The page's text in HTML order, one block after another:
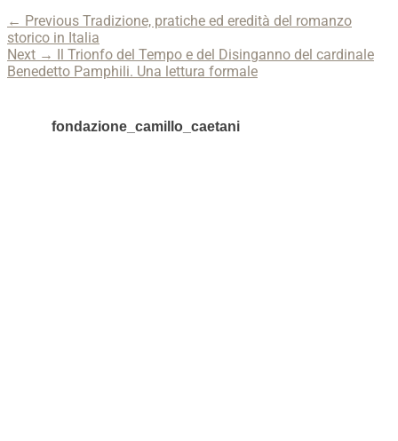
Navigazione
articoli
← Previous Previous
post:
Tradizione, pratiche ed eredità del romanzo
storico in Italia
Next → Next
post:
Il Trionfo del Tempo e del Disinganno del cardinale
Benedetto Pamphili. Una lettura formale
fondazione_camillo_caetani